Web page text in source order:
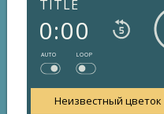
TITLE
0:00
AUTO LOOP
Неизвестный цветок